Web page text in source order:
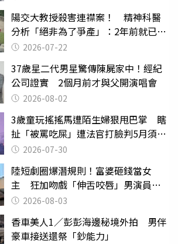
陽交大教授殺害連襟案！ 精神科醫
分析「絕非為了爭產」：2年前就已言
行詭異
2026-07-22
37歲星二代男星驚傳陳屍家中！經紀
公司證實 2個月前才與父開演唱會
2026-08-02
3歲童玩搖搖馬遭陌生婦狠甩巴掌 瞎
扯「被罵吃屎」遭法官打臉判5月須入
監 2026-07-30
陸短劇圈爆潛規則！富婆砸錢當女
主 狂加吻戲「伸舌咬唇」男演員崩
潰 2026-08-03
香車美人1／彭彭海邊秘境外拍 男伴
豪車接送還祭「鈔能力」